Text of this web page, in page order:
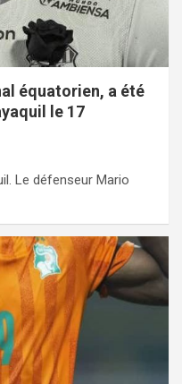
équatorien, a été
le 17
Le défenseur Mario